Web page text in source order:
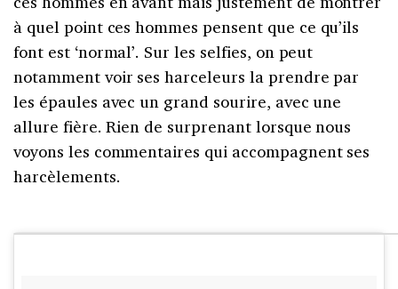
à quel point ces hommes pensent que ce qu’ils
font est ‘normal’. Sur les selfies, on peut
notamment voir ses harceleurs la prendre par
les épaules avec un grand sourire, avec une
allure fière. Rien de surprenant lorsque nous
voyons les commentaires qui accompagnent ses
harcèlements.